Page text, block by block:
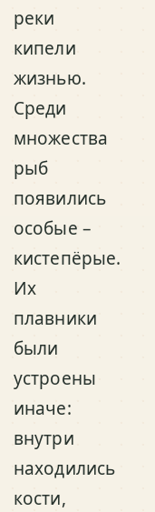
реки
кипели
жизнью.
Среди
множества
рыб
появились
особые –
кистепёрые.
Их
плавники
были
устроены
иначе:
внутри
находились
кости,